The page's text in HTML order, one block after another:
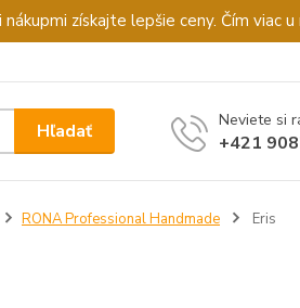
získajte lepšie ceny. Čím viac
Hľadať Neviete si
+421
RONA Professional Handmade Eris